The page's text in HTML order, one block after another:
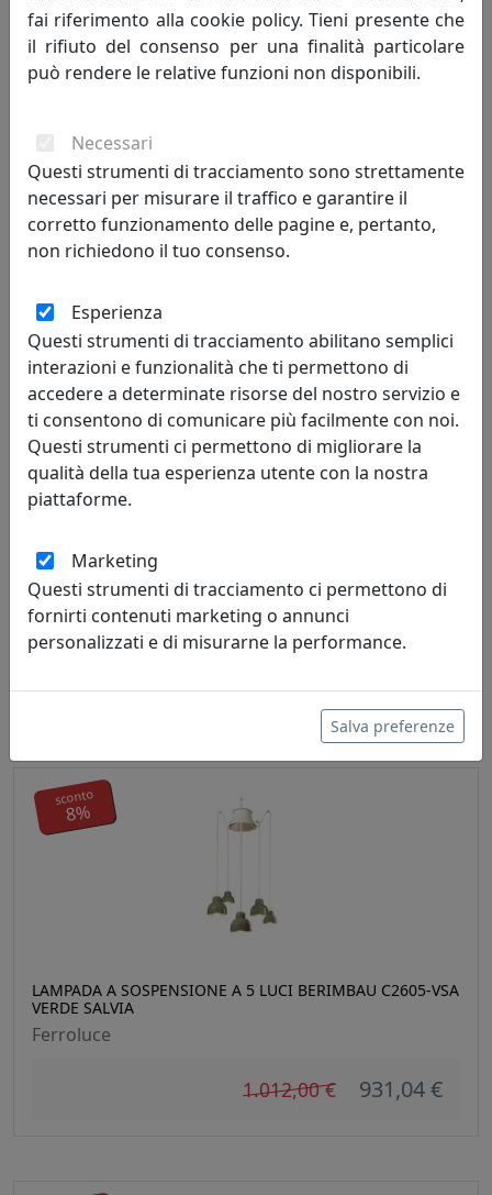
LAMPADA A SOSPENSIONE COLLEZIONE VAGUE-VINTAGE
C1417 ROSSO
Ferroluce
APPLIQUE A 4 LUCI CARPET 1137/A90-BI BIANCO
Toplight
LAMPADA A SOSPENSIONE A 5 LUCI BERIMBAU C2605-VSA
VERDE SALVIA
Ferroluce
1.012,00 € 931,04 €
sconto
8%
fai riferimento alla cookie policy. Tieni presente che
il rifiuto del consenso per una finalità particolare
può rendere le relative funzioni non disponibili.
Necessari
Questi strumenti di tracciamento sono strettamente
necessari per misurare il traffico e garantire il
corretto funzionamento delle pagine e, pertanto,
non richiedono il tuo consenso.
Esperienza
Questi strumenti di tracciamento abilitano semplici
interazioni e funzionalità che ti permettono di
accedere a determinate risorse del nostro servizio e
ti consentono di comunicare più facilmente con noi.
Questi strumenti ci permettono di migliorare la
qualità della tua esperienza utente con la nostra
piattaforme.
Marketing
Questi strumenti di tracciamento ci permettono di
fornirti contenuti marketing o annunci
personalizzati e di misurarne la performance.
Salva preferenze